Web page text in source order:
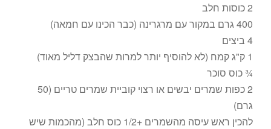
2 כוסות חלב
400 גרם במקור עם מרגרינה (כבר הכינו עם חמאה)
4 ביצים
1 ק"ג קמח (לא להוסיף יותר למרות שהבצק דליל מאוד)
¾ כוס סוכר
2 כפות שמרים יבשים או רצוי קוביית שמרים טריים (50
גרם)
להכין ראש עיסה מהשמרים +1/2 כוס חלב (מהכמות שיש